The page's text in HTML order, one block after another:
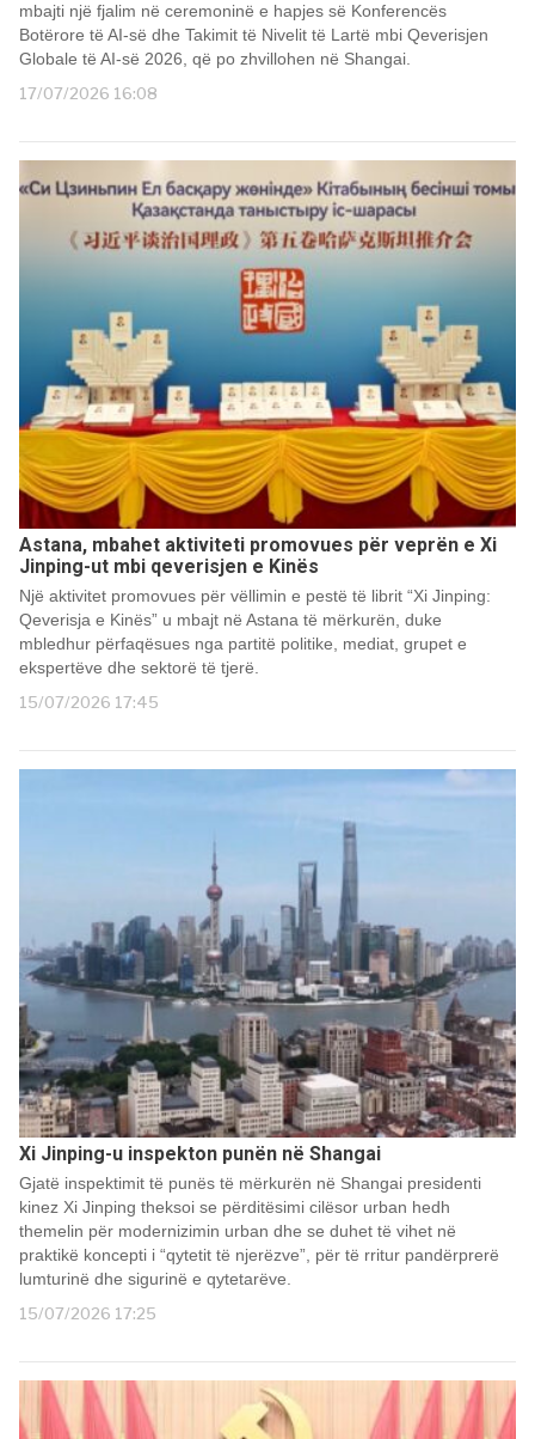
mbajti një fjalim në ceremoninë e hapjes së Konferencës
Botërore të AI-së dhe Takimit të Nivelit të Lartë mbi Qeverisjen
Globale të AI-së 2026, që po zhvillohen në Shangai.
17/07/2026 16:08
Astana, mbahet aktiviteti promovues për veprën e Xi
Jinping-ut mbi qeverisjen e Kinës
Një aktivitet promovues për vëllimin e pestë të librit “Xi Jinping:
Qeverisja e Kinës” u mbajt në Astana të mërkurën, duke
mbledhur përfaqësues nga partitë politike, mediat, grupet e
ekspertëve dhe sektorë të tjerë.
15/07/2026 17:45
Xi Jinping-u inspekton punën në Shangai
Gjatë inspektimit të punës të mërkurën në Shangai presidenti
kinez Xi Jinping theksoi se përditësimi cilësor urban hedh
themelin për modernizimin urban dhe se duhet të vihet në
praktikë koncepti i “qytetit të njerëzve”, për të rritur pandërprerë
lumturinë dhe sigurinë e qytetarëve.
15/07/2026 17:25